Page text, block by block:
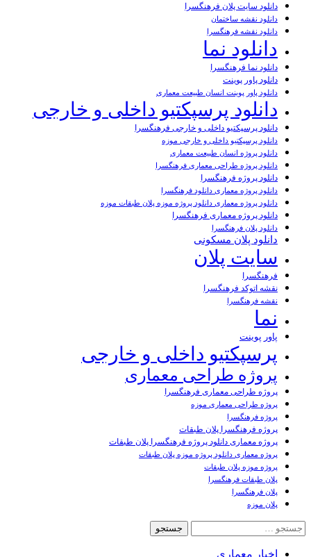
دانلود سایت پلان فرهنگسرا
دانلود نقشه ساختمان
دانلود نقشه فرهنگسرا
دانلود نما
دانلود نما فرهنگسرا
دانلود پاور پوینت
دانلود پاور پوینت انسان طبیعت معماری
دانلود پرسپکتیو داخلی و خارجی
دانلود پرسپکتیو داخلی و خارجی فرهنگسرا
دانلود پرسپکتیو داخلی و خارجی موزه
دانلود پروژه انسان طبیعت معماری
دانلود پروژه طراحی معماری فرهنگسرا
دانلود پروژه فرهنگسرا
دانلود پروژه معماری دانلود فرهنگسرا
دانلود پروژه معماری دانلود پروژه موزه پلان طبقات موزه
دانلود پروژه معماری فرهنگسرا
دانلود پلان فرهنگسرا
دانلود پلان مسکونی
سایت پلان
فرهنگسرا
نقشه اتوکد فرهنگسرا
نقشه فرهنگسرا
نما
پاور پوینت
پرسپکتیو داخلی و خارجی
پروژه طراحی معماری
پروژه طراحی معماری فرهنگسرا
پروژه طراحی معماری موزه
پروژه فرهنگسرا
پروژه فرهنگسرا پلان طبقات
پروژه معماری دانلود پروژه فرهنگسرا پلان طبقات
پروژه معماری دانلود پروژه موزه پلان طبقات
پروژه موزه پلان طبقات
پلان طبقات فرهنگسرا
پلان فرهنگسرا
پلان موزه
جستجو
برای:
اخبار معماری